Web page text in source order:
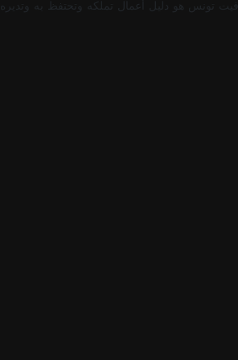
تونس هو دليل أعمال تملكه وتحتفظ به وتديره